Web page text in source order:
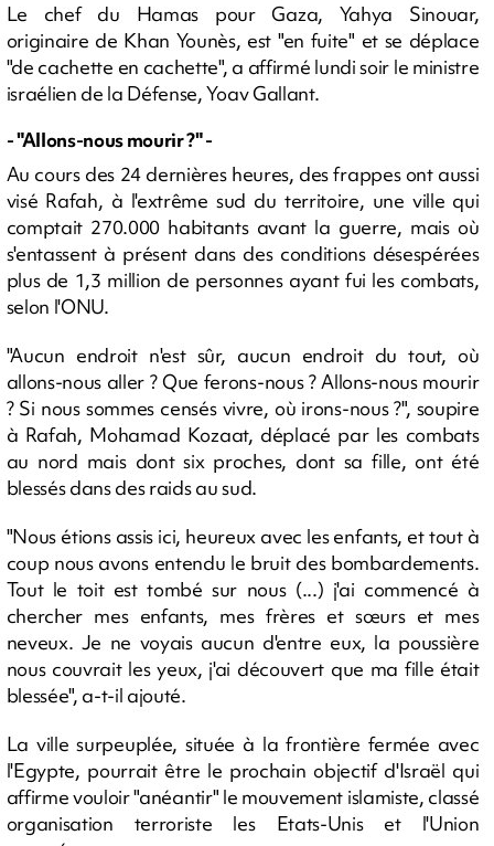
Le chef du Hamas pour Gaza, Yahya Sinouar,
originaire de Khan Younès, est "en fuite" et se déplace
"de cachette en cachette", a affirmé lundi soir le ministre
israélien de la Défense, Yoav Gallant.
- "Allons-nous mourir ?" -
Au cours des 24 dernières heures, des frappes ont aussi
visé Rafah, à l'extrême sud du territoire, une ville qui
comptait 270.000 habitants avant la guerre, mais où
s'entassent à présent dans des conditions désespérées
plus de 1,3 million de personnes ayant fui les combats,
selon l'ONU.
"Aucun endroit n'est sûr, aucun endroit du tout, où
allons-nous aller ? Que ferons-nous ? Allons-nous mourir
? Si nous sommes censés vivre, où irons-nous ?", soupire
à Rafah, Mohamad Kozaat, déplacé par les combats
au nord mais dont six proches, dont sa fille, ont été
blessés dans des raids au sud.
"Nous étions assis ici, heureux avec les enfants, et tout à
coup nous avons entendu le bruit des bombardements.
Tout le toit est tombé sur nous (...) j'ai commencé à
chercher mes enfants, mes frères et sœurs et mes
neveux. Je ne voyais aucun d'entre eux, la poussière
nous couvrait les yeux, j'ai découvert que ma fille était
blessée", a-t-il ajouté.
La ville surpeuplée, située à la frontière fermée avec
l'Egypte, pourrait être le prochain objectif d'Israël qui
affirme vouloir "anéantir" le mouvement islamiste, classé
organisation terroriste les Etats-Unis et l'Union